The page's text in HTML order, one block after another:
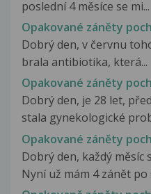
poslední 4 měsíce se mi...
Opakované záněty
Dobrý den, v červnu
brala antibiotika, která...
Opakované záněty
Dobrý den, je 28 let,
stala gynekologické
Opakované záněty
Dobrý den, každý měsíc
Nyní už mám 4 zánět po